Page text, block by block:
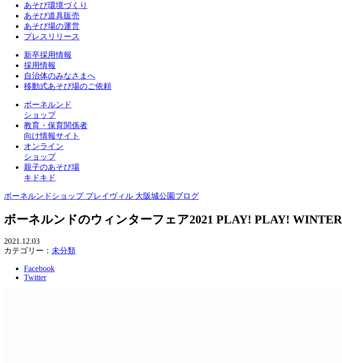
あそび環境づくり
あそび道具販売
あそび場の運営
プレスリリース
新卒採用情報
採用情報
自治体のみなさまへ
移動式あそび場のご依頼
ボーネルンド
ショップ
教育・保育関係者
向け情報サイト
オンライン
ショップ
親子のあそび場
キドキド
ボーネルンドショップ プレイヴィル 大阪城公園ブログ
ボーネルンドのウィンターフェア2021 PLAY! PLAY! WINTER
2021.12.03
カテゴリー： 未分類
Facebook
Twitter